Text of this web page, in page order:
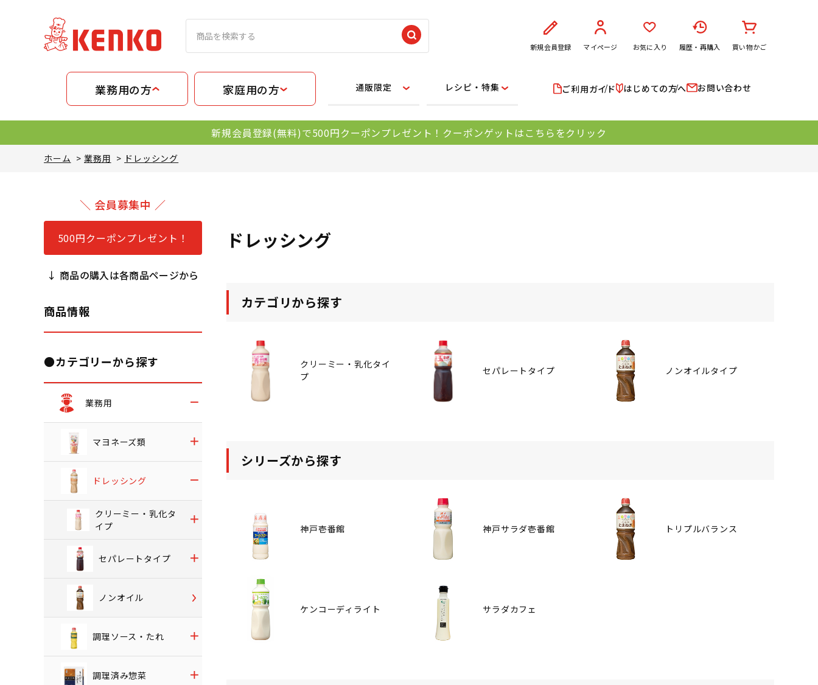
新規会員登録 マイページ お気に入り 履歴・再購入 買い物かご
業務用の方 家庭用の方 通販限定 レシピ・特集 ご利用ガイド はじめての方へ お問い合わせ
新規会員登録(無料)で500円クーポンプレゼント！クーポンゲットはこちらをクリック
ホーム >業務用 > ドレッシング
＼ 会員募集中 ／
500円クーポンプレゼント！
↓ 商品の購入は各商品ページから
商品情報
●カテゴリーから探す
業務用
マヨネーズ類
ドレッシング
クリーミー・乳化タ
イプ
セパレートタイプ
ノンオイル
調理ソース・たれ
調理済み惣菜
ドレッシング
カテゴリから探す
クリーミー・乳化タイ
プ
セパレートタイプ ノンオイルタイプ
シリーズから探す
神戸壱番館 神戸サラダ壱番館 トリプルバランス
ケンコーディライト サラダカフェ